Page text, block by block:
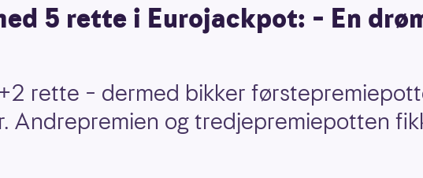
5 rette i Eurojackpot: – En
rette – dermed bikker
Andrepremien og tredjepremiepotten